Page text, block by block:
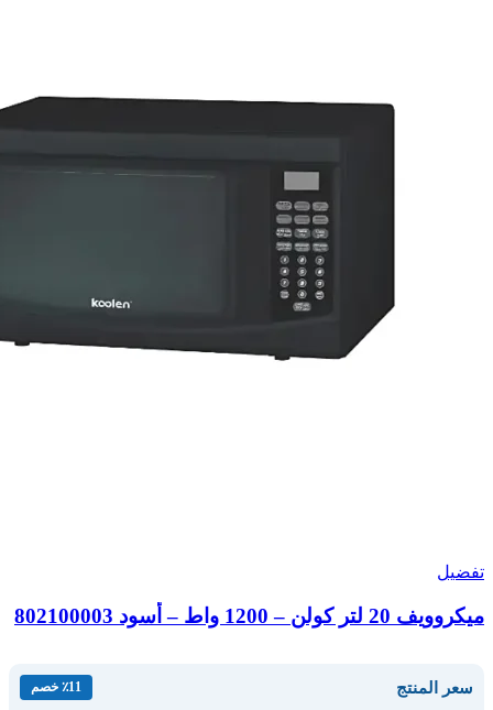
تفضيل
ميكروويف 20 لتر كولن – 1200 واط – أسود 802100003
سعر المنتج ٪11 خصم